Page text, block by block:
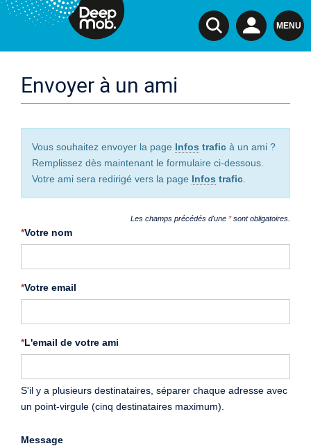
DeepMob.
MENU
Envoyer à un ami
Vous souhaitez envoyer la page Infos trafic à un ami ?
Remplissez dès maintenant le formulaire ci-dessous.
Votre ami sera redirigé vers la page Infos trafic
Les champs précédés d'une *sont obligatoires.
*Votre nom
*Votre email
*L'email de votre ami
S'il y a plusieurs destinataires, séparer chaque adresse avec
un point-virgule (cinq destinataires maximum).
Message